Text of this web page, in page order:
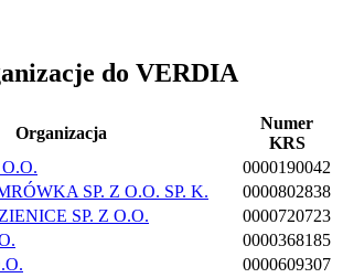
do VERDIA
Organizacja
Numer
KRS
0000190042
SP. Z O.O. SP. K.
0000802838
SP. Z O.O.
0000720723
0000368185
0000609307